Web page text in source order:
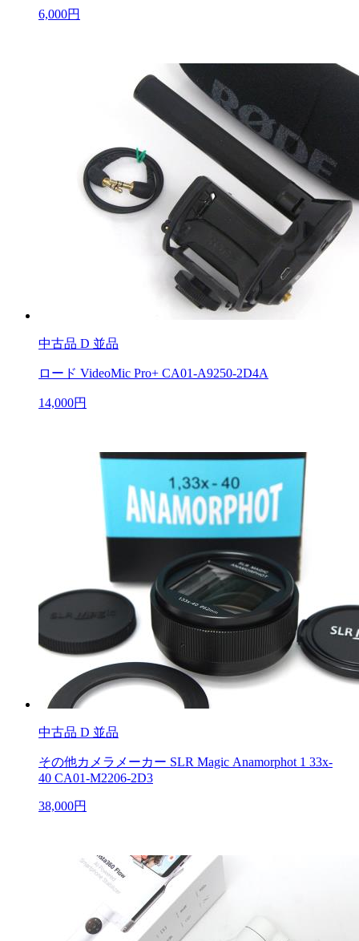
6,000円
中古品 D 並品
ロード VideoMic Pro+ CA01-A9250-2D4A
14,000円
中古品 D 並品
その他カメラメーカー SLR Magic Anamorphot 1 33x-
40 CA01-M2206-2D3
38,000円